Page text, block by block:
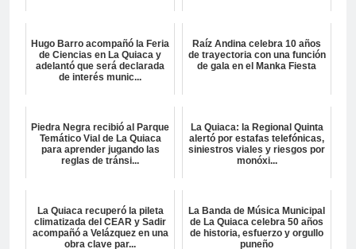
Hugo Barro acompañó la Feria
de Ciencias en La Quiaca y
adelantó que será declarada
de interés munic...
Raíz Andina celebra 10 años
de trayectoria con una función
de gala en el Manka Fiesta
Piedra Negra recibió al Parque
Temático Vial de La Quiaca
para aprender jugando las
reglas de tránsi...
La Quiaca: la Regional Quinta
alertó por estafas telefónicas,
siniestros viales y riesgos por
monóxi...
La Quiaca recuperó la pileta
climatizada del CEAR y Sadir
acompañó a Velázquez en una
obra clave par...
La Banda de Música Municipal
de La Quiaca celebra 50 años
de historia, esfuerzo y orgullo
puneño